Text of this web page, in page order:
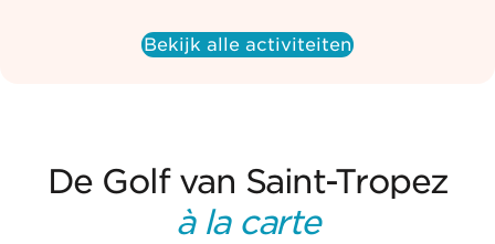
Bekijk alle activiteiten
De Golf van Saint-Tropez
à la carte